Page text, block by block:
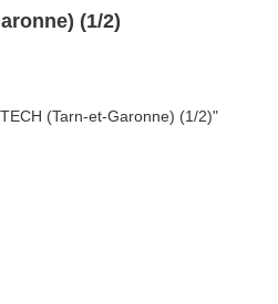
(1/2)